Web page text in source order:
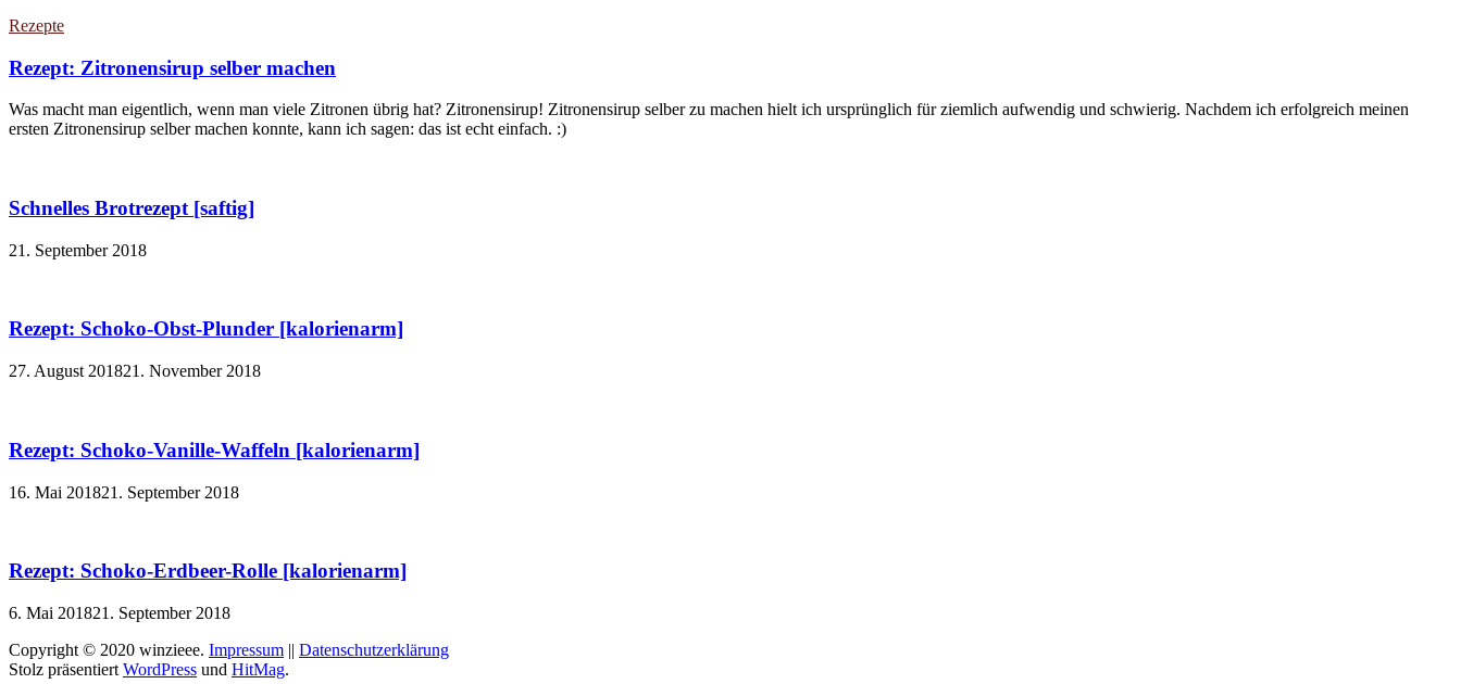
Rezepte
Rezept: Zitronensirup selber machen
Was macht man eigentlich, wenn man viele Zitronen übrig hat? Zitronensirup! Zitronensirup selber zu machen hielt ich ursprünglich für ziemlich aufwendig und schwierig. Nachdem ich erfolgreich meinen
ersten Zitronensirup selber machen konnte, kann ich sagen: das ist echt einfach. :)
Schnelles Brotrezept [saftig]
21. September 2018
Rezept: Schoko-Obst-Plunder [kalorienarm]
27. August 201821. November 2018
Rezept: Schoko-Vanille-Waffeln [kalorienarm]
16. Mai 201821. September 2018
Rezept: Schoko-Erdbeer-Rolle [kalorienarm]
6. Mai 201821. September 2018
Copyright © 2020 winzieee. Impressum || Datenschutzerklärung
Stolz präsentiert WordPress und HitMag.